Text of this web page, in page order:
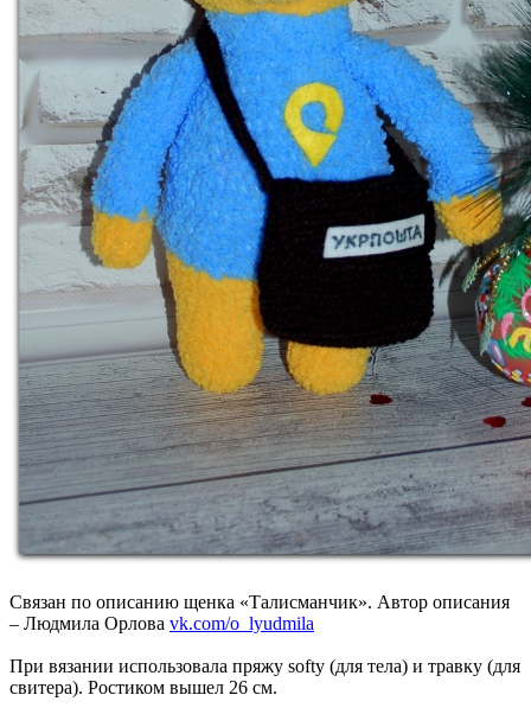
Связан по описанию щенка «Талисманчик». Автор описания
– Людмила Орлова vk.com/o_lyudmila
При вязании использовала пряжу softy (для тела) и травку (для
свитера). Ростиком вышел 26 см.